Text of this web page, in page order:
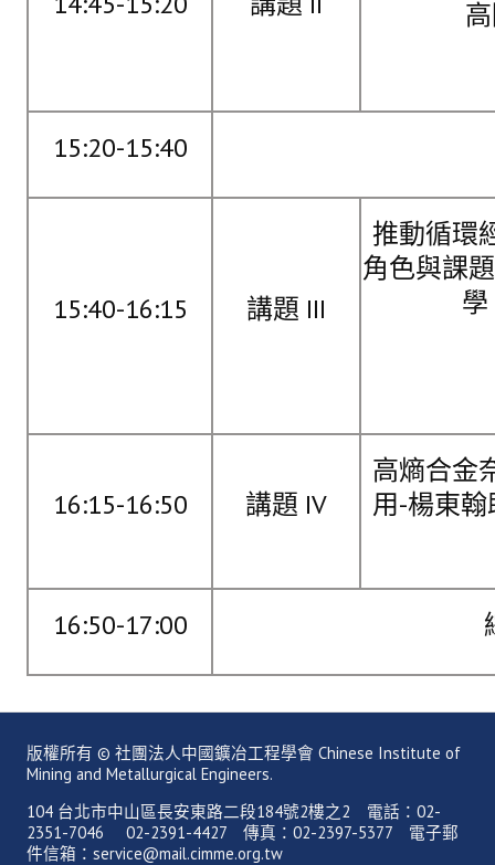
榮譽榜
本會朱前理事長榮獲2012年第30屆國家傑出總經理獎
歷年詹天佑論文獎與中工會論文得獎人
鑛冶期刊 (需登入會員)
年會手冊
活動專區
歷年年會
年會活動
15:20-15:40
15:40-16:15 講題 III
推動循環
角色與課
16:15-16:50 講題 IV
高熵合金
用-楊東
16:50-17:00
版權所有 © 社團法人中國鑛冶工程學會 Chinese Institute of
Mining and Metallurgical Engineers.
104 台北市中山區長安東路二段184號2樓之2 電話：02-
2351-7046 02-2391-4427 傳真：02-2397-5377 電子郵
件信箱：service@mail.cimme.org.tw